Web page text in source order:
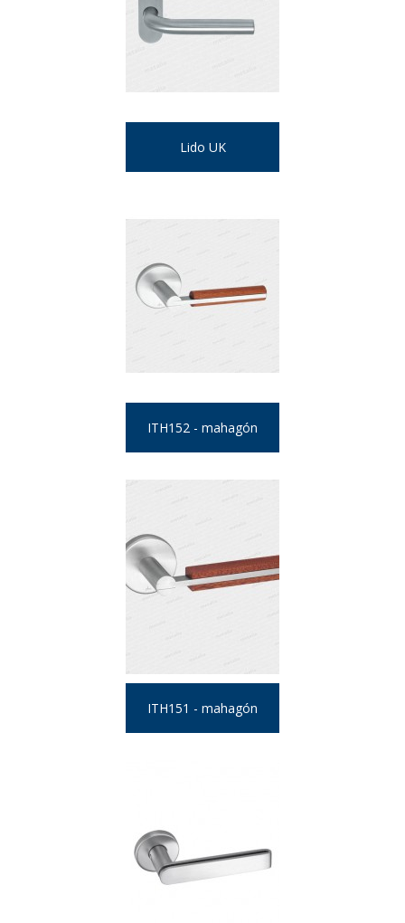
Lido UK
ITH152 - mahagón
ITH151 - mahagón